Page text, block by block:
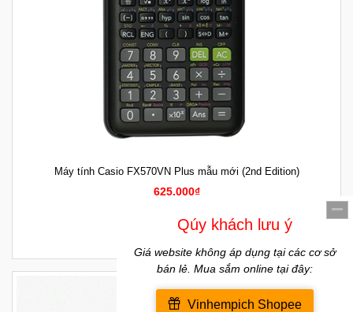
Máy tính Casio FX570VN Plus mẫu mới (2nd Edition)
625.000₫